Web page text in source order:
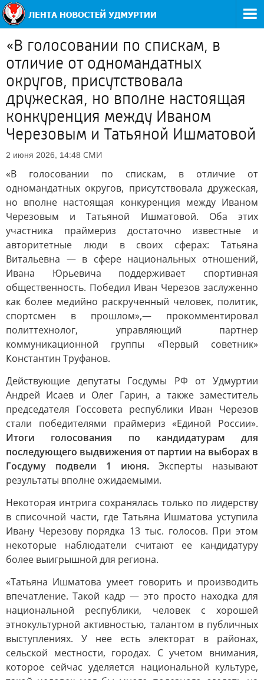
«В голосовании по спискам, в
отличие от одномандатных
округов, присутствовала
дружеская, но вполне настоящая
конкуренция между Иваном
Черезовым и Татьяной Ишматовой
2 июня 2026, 14:48 СМИ
«В голосовании по спискам, в отличие от
одномандатных округов, присутствовала дружеская,
но вполне настоящая конкуренция между Иваном
Черезовым и Татьяной Ишматовой. Оба этих
участника праймериз достаточно известные и
авторитетные люди в своих сферах: Татьяна
Витальевна — в сфере национальных отношений,
Ивана Юрьевича поддерживает спортивная
общественность. Победил Иван Черезов заслуженно
как более медийно раскрученный человек, политик,
спортсмен в прошлом»,— прокомментировал
политтехнолог, управляющий партнер
коммуникационной группы «Первый советник»
Константин Труфанов.
Действующие депутаты Госдумы РФ от Удмуртии
Андрей Исаев и Олег Гарин, а также заместитель
председателя Госсовета республики Иван Черезов
стали победителями праймериз «Единой России».
Итоги голосования по кандидатурам для
последующего выдвижения от партии на выборах в
Госдуму подвели 1 июня. Эксперты называют
результаты вполне ожидаемыми.
Некоторая интрига сохранялась только по лидерству
в списочной части, где Татьяна Ишматова уступила
Ивану Черезову порядка 13 тыс. голосов. При этом
некоторые наблюдатели считают ее кандидатуру
более выигрышной для региона.
«Татьяна Ишматова умеет говорить и производить
впечатление. Такой кадр — это просто находка для
национальной республики, человек с хорошей
этнокультурной активностью, талантом в публичных
выступлениях. У нее есть электорат в районах,
сельской местности, городах. С учетом внимания,
которое сейчас уделяется национальной культуре,